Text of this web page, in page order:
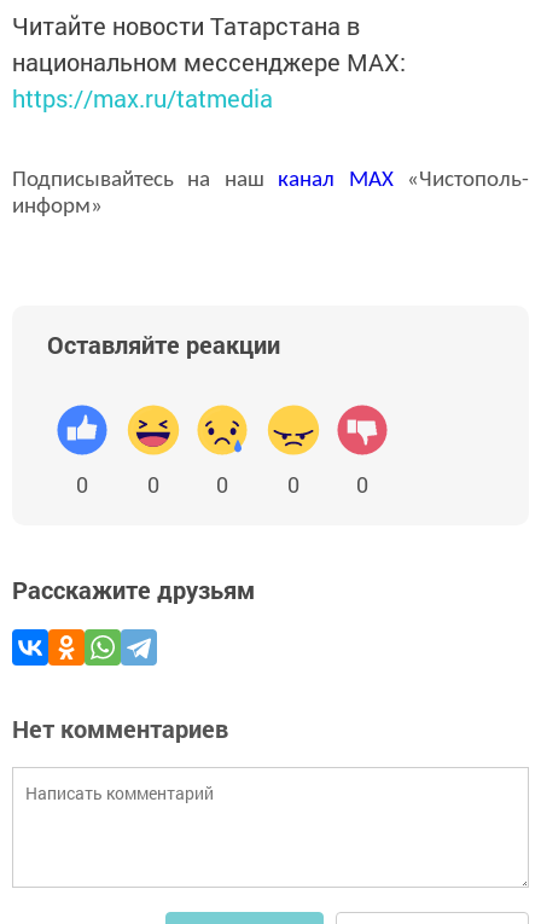
Читайте новости Татарстана в
национальном мессенджере MАХ:
https://max.ru/tatmedia
Подписывайтесь на наш канал MAX«Чистополь-
информ»
Оставляйте реакции
0 0 0 0 0
Расскажите друзьям
Нет комментариев